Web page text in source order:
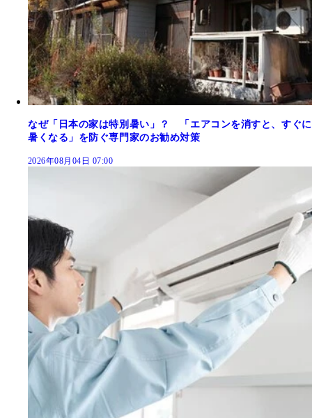
なぜ「日本の家は特別暑い」？ 「エアコンを消すと、すぐに
暑くなる」を防ぐ専門家のお勧め対策
2026年08月04日 07:00